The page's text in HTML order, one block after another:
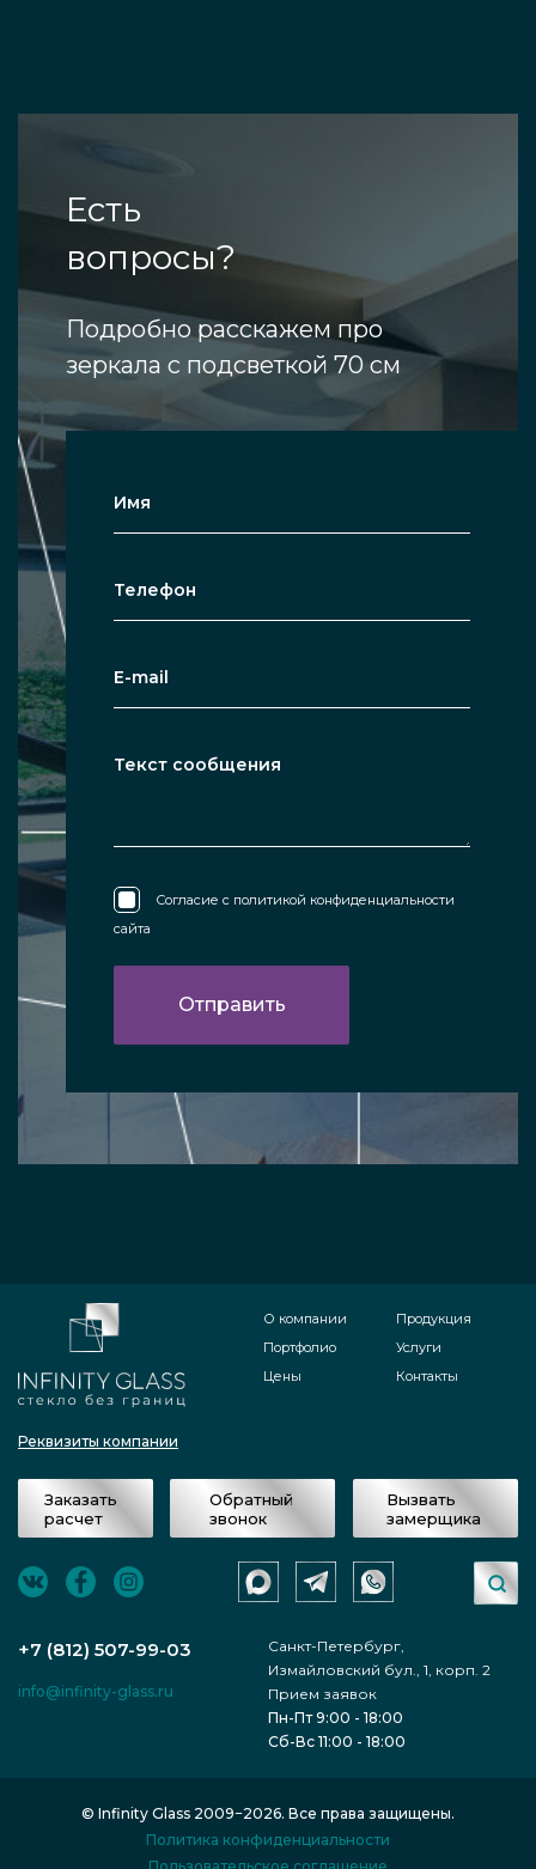
Есть
вопросы?
Подробно расскажем про
зеркала с подсветкой 70 см
Согласие с политикой конфиденциальности
сайта
Реквизиты компании
О компании
Портфолио
Цены
Продукция
Услуги
Контакты
Заказать
расчет
Обратный
звонок
Вызвать
замерщика
+7 (812) 507-99-03
Санкт-Петербург,
Измайловский бул., 1, корп. 2
info@infinity-glass.ru
Прием заявок
Пн-Пт 9:00 - 18:00
Сб-Вс 11:00 - 18:00
© Infinity Glass 2009−2026. Все права защищены.
Политика конфиденциальности